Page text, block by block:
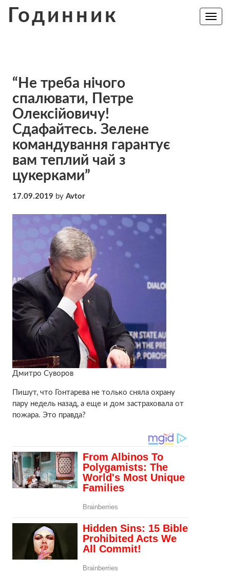
Годинник
Toggle
“Не треба нічого
спалювати, Петре
Олексійовичу!
Сдафайтесь. Зелене
командування гарантує
вам теплий чай з
цукерками”
17.09.2019 by Avtor
Дмитро Суворов
Пишут, что Гонтарева не только сняла охрану
пару недель назад, а еще и дом застраховала от
пожара. Это правда?